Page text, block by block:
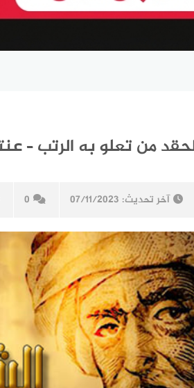
من تعلو به الرتب –
آخر تحديث: 07/11/2023
0